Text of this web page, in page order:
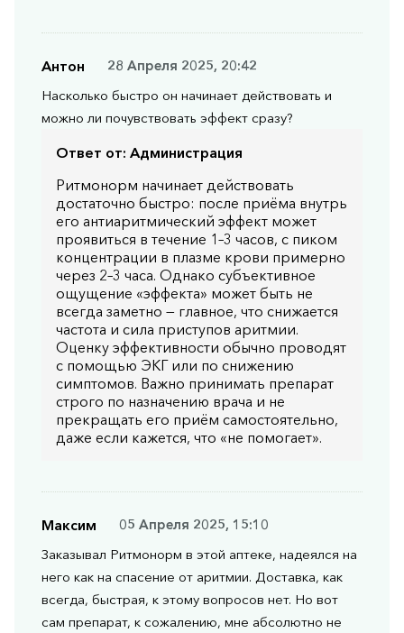
Антон
28 Апреля 2025, 20:42
Насколько быстро он начинает действовать и
можно ли почувствовать эффект сразу?
Ответ от: Администрация
Ритмонорм начинает действовать
достаточно быстро: после приёма внутрь
его антиаритмический эффект может
проявиться в течение 1–3 часов, с пиком
концентрации в плазме крови примерно
через 2–3 часа. Однако субъективное
ощущение «эффекта» может быть не
всегда заметно — главное, что снижается
частота и сила приступов аритмии.
Оценку эффективности обычно проводят
с помощью ЭКГ или по снижению
симптомов. Важно принимать препарат
строго по назначению врача и не
прекращать его приём самостоятельно,
даже если кажется, что «не помогает».
Максим
05 Апреля 2025, 15:10
Заказывал Ритмонорм в этой аптеке, надеялся на
него как на спасение от аритмии. Доставка, как
всегда, быстрая, к этому вопросов нет. Но вот
сам препарат, к сожалению, мне абсолютно не